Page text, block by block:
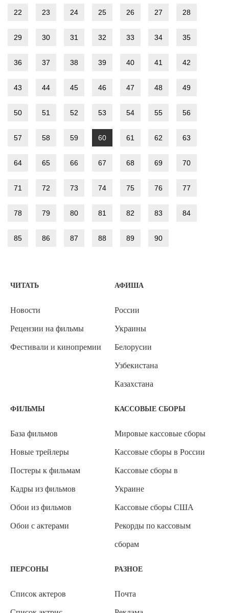
22 23 24 25 26 27 28
29 30 31 32 33 34 35
36 37 38 39 40 41 42
43 44 45 46 47 48 49
50 51 52 53 54 55 56
57 58 59 60 61 62 63
64 65 66 67 68 69 70
71 72 73 74 75 76 77
78 79 80 81 82 83 84
85 86 87 88 89 90
ЧИТАТЬ
Новости
Рецензии на фильмы
Фестивали и кинопремии
АФИША
России
Украины
Белорусии
Узбекистана
Казахстана
ФИЛЬМЫ
База фильмов
Новые трейлеры
Постеры к фильмам
Кадры из фильмов
Обои из фильмов
Обои с актерами
КАССОВЫЕ СБОРЫ
Мировые кассовые сборы
Кассовые сборы в России
Кассовые сборы в
Украине
Кассовые сборы США
Рекорды по кассовым
сборам
ПЕРСОНЫ
Список актеров
РАЗНОЕ
Почта